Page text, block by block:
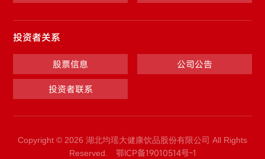
投资者关系
股票信息 公司公告
投资者联系
Copyright © 2026 湖北均瑶大健康饮品股份有限公司 All Rights
Reserved.
鄂ICP备19010514号-1